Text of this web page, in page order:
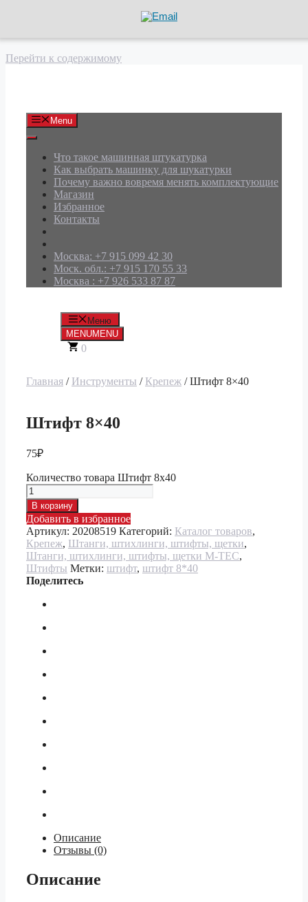
Перейти к содержимому
Menu
Что такое машинная штукатурка
Как выбрать машинку для шукатурки
Почему важно вовремя менять комплектующие
Магазин
Избранное
Контакты
Москва: +7 915 099 42 30
Моск. обл.: +7 915 170 55 33
Москва : +7 926 533 87 87
Меню
MENUMENU
0
Главная / Инструменты / Крепеж / Штифт 8×40
Штифт 8×40
75₽
Количество товара Штифт 8x40
В корзину
Добавить в избранное
Артикул: 20208519 Категорий: Каталог товаров,
Крепеж, Штанги, штихлинги, штифты, щетки,
Штанги, штихлинги, штифты, щетки M-TEC,
Штифты Метки: штифт, штифт 8*40
Поделитесь
Описание
Отзывы (0)
Описание